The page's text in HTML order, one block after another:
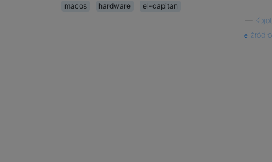
macos hardware
el-capitan
Kojot
źródło